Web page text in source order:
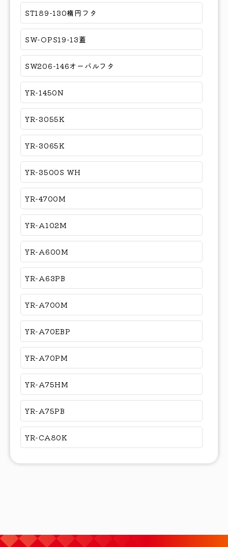
ST189-130楕円フタ
SW-OPS19-13蓋
SW206-146オーバルフタ
YR-1450N
YR-3055K
YR-3065K
YR-3500S WH
YR-4700M
YR-A102M
YR-A600M
YR-A63PB
YR-A700M
YR-A70EBP
YR-A70PM
YR-A75HM
YR-A75PB
YR-CA80K